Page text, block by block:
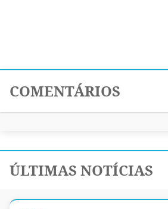
COMENTÁRIOS
ÚLTIMAS NOTÍCIAS